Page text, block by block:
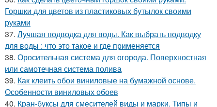
Горшки для цветов из пластиковых бутылок своими
руками
37. Лучшая подводка для воды. Как выбрать подводку
для воды : что это такое и где применяется
38. Оросительная система для огорода. Поверхностная
или самотечная система полива
39. Как клеить обои виниловые на бумажной основе.
Особенности виниловых обоев
40. Кран-буксы для смесителей виды и марки. Типы и